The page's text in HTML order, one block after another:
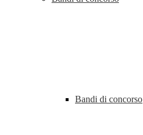
Bandi di concorso